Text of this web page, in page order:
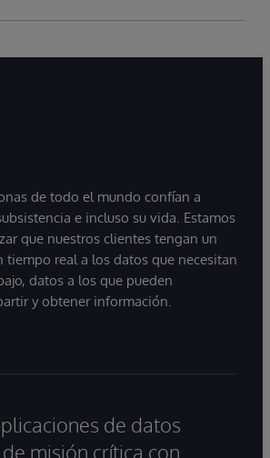
de todo el mundo confían a
e incluso su vida. Estamos
que nuestros clientes tengan un
tiempo real a los datos que necesitan
datos a los que pueden
y obtener información.
de datos
misión crítica con